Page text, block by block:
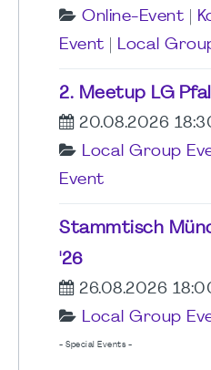
Online-Event
Event
Local
2. Meetup LG
20.08.2026
Local Group
Event
Stammtisch
'26
26.08.2026
Local Group
- Special Events -